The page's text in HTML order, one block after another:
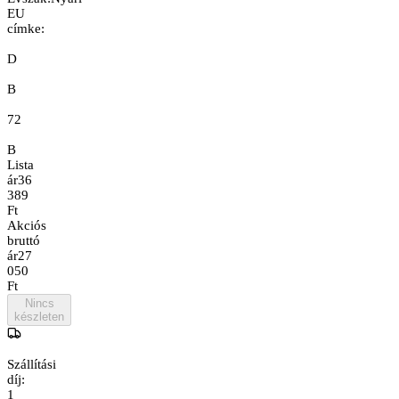
EU
címke:
D
B
72
B
Lista
ár36
389
Ft
Akciós
bruttó
ár27
050
Ft
Nincs
készleten
Szállítási
díj:
1